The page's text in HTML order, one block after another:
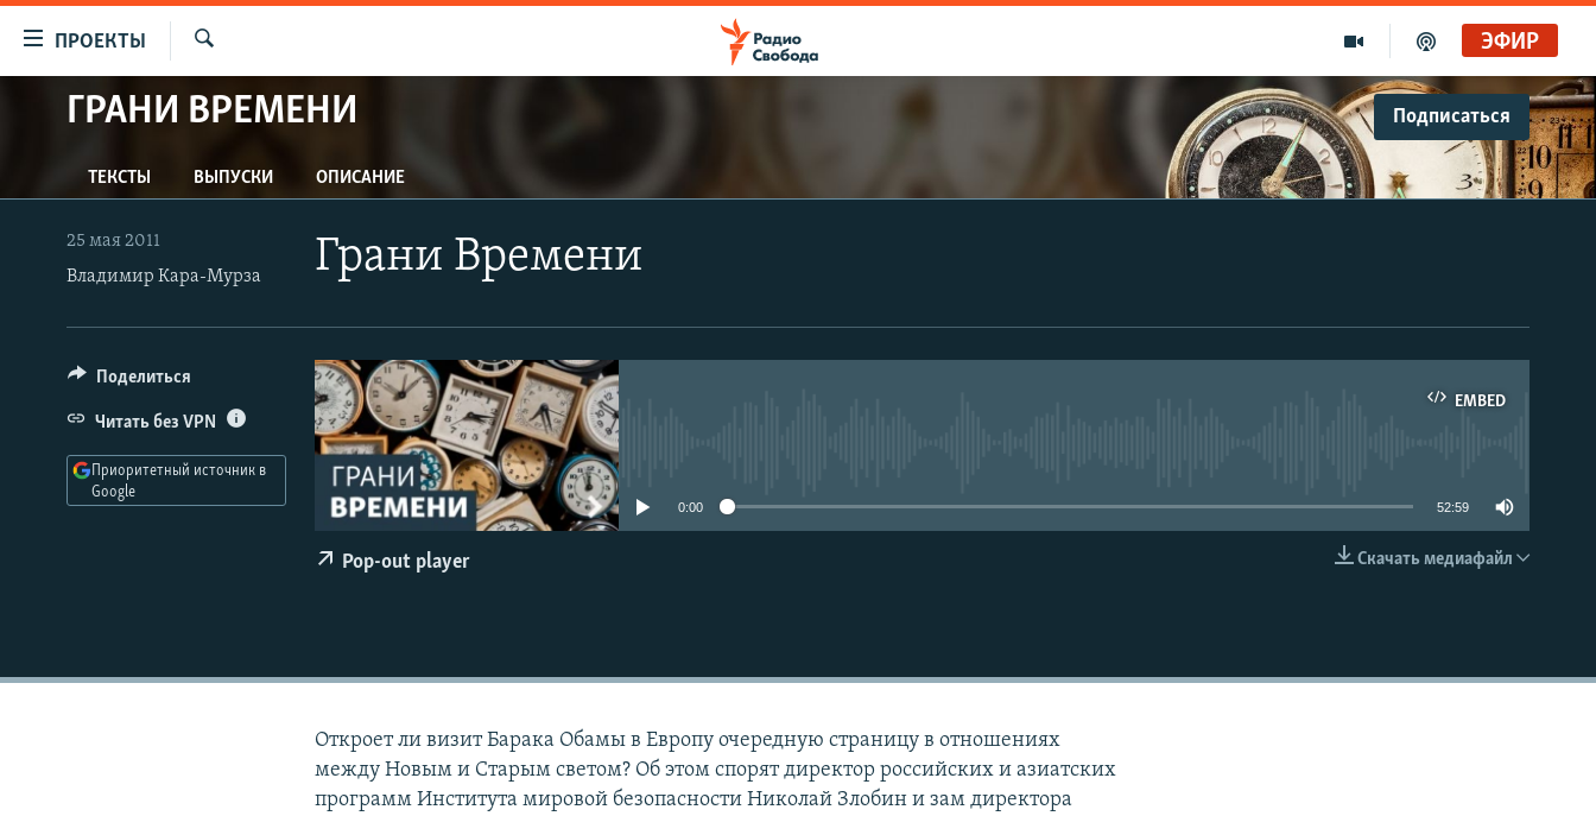
упрощенного
Вернуться
к
основному
содержанию
навигации
Вернутся
ПРОЕКТЫ
ПРОГРАММЫ
АВТОРСКИЕ ПРОЕКТЫ
ЦИТАТЫ СВОБОДЫ
МНЕНИЯ
КУЛЬТУРА
IDEL.РЕАЛИИ
КАВКАЗ.РЕАЛИИ
СЕВЕР.РЕАЛИИ
СИБИРЬ.РЕАЛИИ
ЭФИР
Голоса и темы XX века на архивных пленках. Время гостей. Владислав Белов, директор Центра германских исследований Института Европы
Радио Свобода
ГРАНИ ВРЕМЕНИ Подписаться
Spotify
Подписаться
ТЕКСТЫ ВЫПУСКИ ОПИСАНИЕ
Грани Времени
25 мая 2011
Владимир Кара-Мурза
EMBED
EMBED
0:00 52:59
Скачать медиафайл
Pop-out player
Поделиться
Читать без VPN
Приоритетный источник в
Google
Откроет ли визит Барака Обамы в Европу очередную страницу в отношениях
между Новым и Старым светом? Об этом спорят директор российских и азиатских
программ Института мировой безопасности Николай Злобин и зам директора